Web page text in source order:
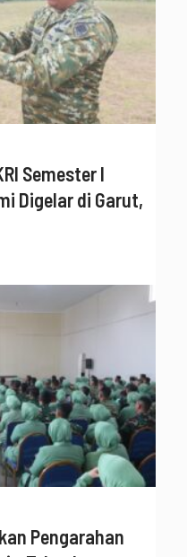
Semester I
Digelar di Garut,
Pengarahan